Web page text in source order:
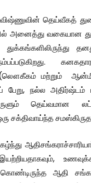
விஷ்ணுவின் தெய்வீகத்
அனைத்து வகையான
(லௌகீகம் மற்றும்
பேறு, நல்ல அதிர்ஷ்டம்
தெய்வமான
சக்திவாய்ந்த
ஆதி